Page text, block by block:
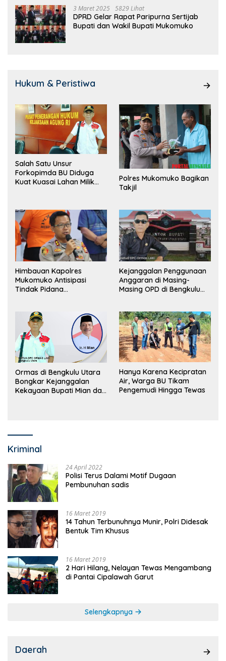
3 Maret 2025 5829 Lihat
DPRD Gelar Rapat Paripurna Sertijab
Bupati dan Wakil Bupati Mukomuko
Hukum & Peristiwa
Salah Satu Unsur
Forkopimda BU Diduga
Kuat Kuasai Lahan Milik
Polres Mukomuko Bagikan
Takjil
Himbauan Kapolres
Mukomuko Antisipasi
Tindak Pidana
Kejanggalan Penggunaan
Anggaran di Masing-
Masing OPD di Bengkulu
Ormas di Bengkulu Utara
Bongkar Kejanggalan
Kekayaan Bupati Mian dan
Hanya Karena Kecipratan
Air, Warga BU Tikam
Pengemudi Hingga Tewas
Kriminal
24 April 2022
Polisi Terus Dalami Motif Dugaan
Pembunuhan sadis
16 Maret 2019
14 Tahun Terbunuhnya Munir, Polri Didesak
Bentuk Tim Khusus
16 Maret 2019
2 Hari Hilang, Nelayan Tewas Mengambang
di Pantai Cipalawah Garut
Selengkapnya
Daerah